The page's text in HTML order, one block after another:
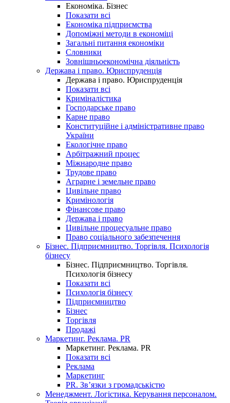
Економіка. Бізнес
Показати всі
Економіка підприємства
Допоміжні методи в економіці
Загальні питання економіки
Словники
Зовнішньоекономічна діяльність
Держава і право. Юриспруденція
Держава і право. Юриспруденція
Показати всі
Криміналістика
Господарське право
Карне право
Конституційне і адміністративне право
України
Екологічне право
Арбітражний процес
Міжнародне право
Трудове право
Аграрне і земельне право
Цивільне право
Кримінологія
Фінансове право
Держава і право
Цивільне процесуальне право
Право соціального забезпечення
Бізнес. Підприємництво. Торгівля. Психологія
бізнесу
Бізнес. Підприємництво. Торгівля.
Психологія бізнесу
Показати всі
Психологія бізнесу
Підприємництво
Бізнес
Торгівля
Продажі
Маркетинг. Реклама. PR
Маркетинг. Реклама. PR
Показати всі
Реклама
Маркетинг
PR. Зв’язки з громадськістю
Менеджмент. Логістика. Керування персоналом.